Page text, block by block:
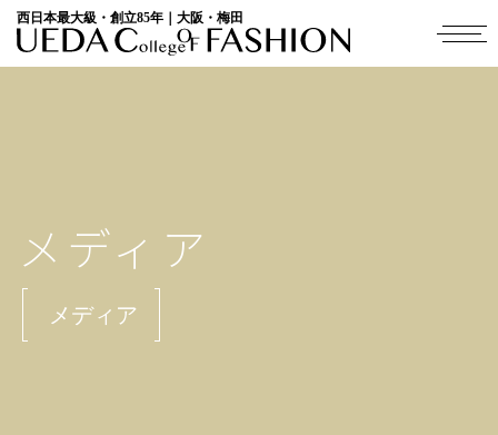
西日本最大級・創立85年｜大阪・梅田
メディア
メディア